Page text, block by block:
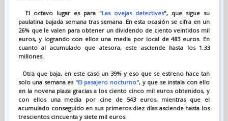
El octavo lugar es para "Las ovejas detectives", que sigue su
paulatina bajada semana tras semana. En esta ocasión se cifra en un
26% que le valen para obtener un dividendo de ciento veintidos mil
euros, y logrando con ellos una media por local de 483 euros. En
cuanto al acumulado que atesora, este asciende hasta los 1.33
millones.
Otra que baja, en este caso un 39% y eso que se estreno hace tan
solo una semana es "El pasajero nocturno", y que se instala con ello
en la novena plaza gracias a los ciento cinco mil euros obtenidos, y
con ellos una media por cine de 543 euros, mientras que el
acumulado conseguido en sus primeros diez días asciende hasta los
trescientos cincuenta y siete mil euros.